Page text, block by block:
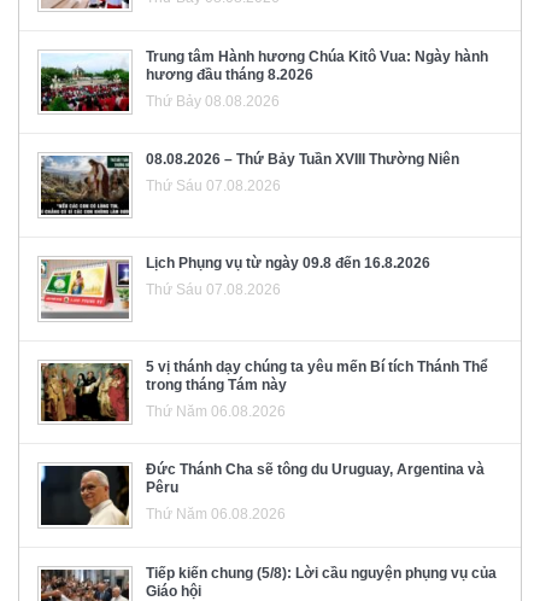
Trung tâm Hành hương Chúa Kitô Vua: Ngày hành
hương đầu tháng 8.2026
Thứ Bảy 08.08.2026
08.08.2026 – Thứ Bảy Tuần XVIII Thường Niên
Thứ Sáu 07.08.2026
Lịch Phụng vụ từ ngày 09.8 đến 16.8.2026
Thứ Sáu 07.08.2026
5 vị thánh dạy chúng ta yêu mến Bí tích Thánh Thể
trong tháng Tám này
Thứ Năm 06.08.2026
Đức Thánh Cha sẽ tông du Uruguay, Argentina và
Pêru
Thứ Năm 06.08.2026
Tiếp kiến chung (5/8): Lời cầu nguyện phụng vụ của
Giáo hội